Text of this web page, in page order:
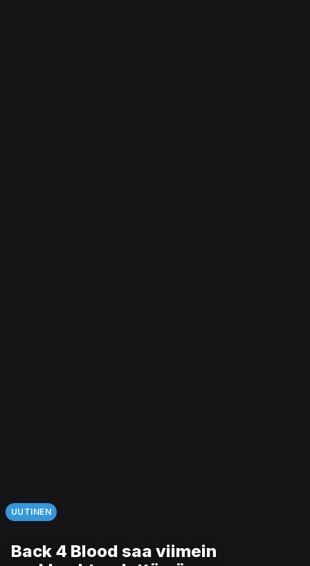
UUTINEN
Back 4 Blood saa viimein